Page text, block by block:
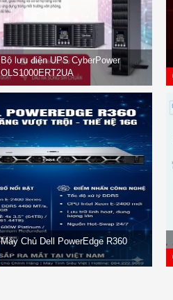
Bộ lưu điện UPS CyberPower
OLS1000ERT2UA
Máy Chủ Dell PowerEdge R360